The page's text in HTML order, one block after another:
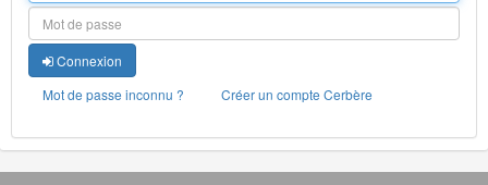
Connexion
Mot de passe inconnu ?
Créer un compte Cerbère